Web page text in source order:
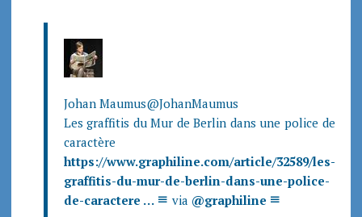
Johan Maumus@JohanMaumus
Les graffitis du Mur de Berlin dans une police de
caractère
https://www.graphiline.com/article/32589/les-
graffitis-du-mur-de-berlin-dans-une-police-
de-caractere … via @graphiline